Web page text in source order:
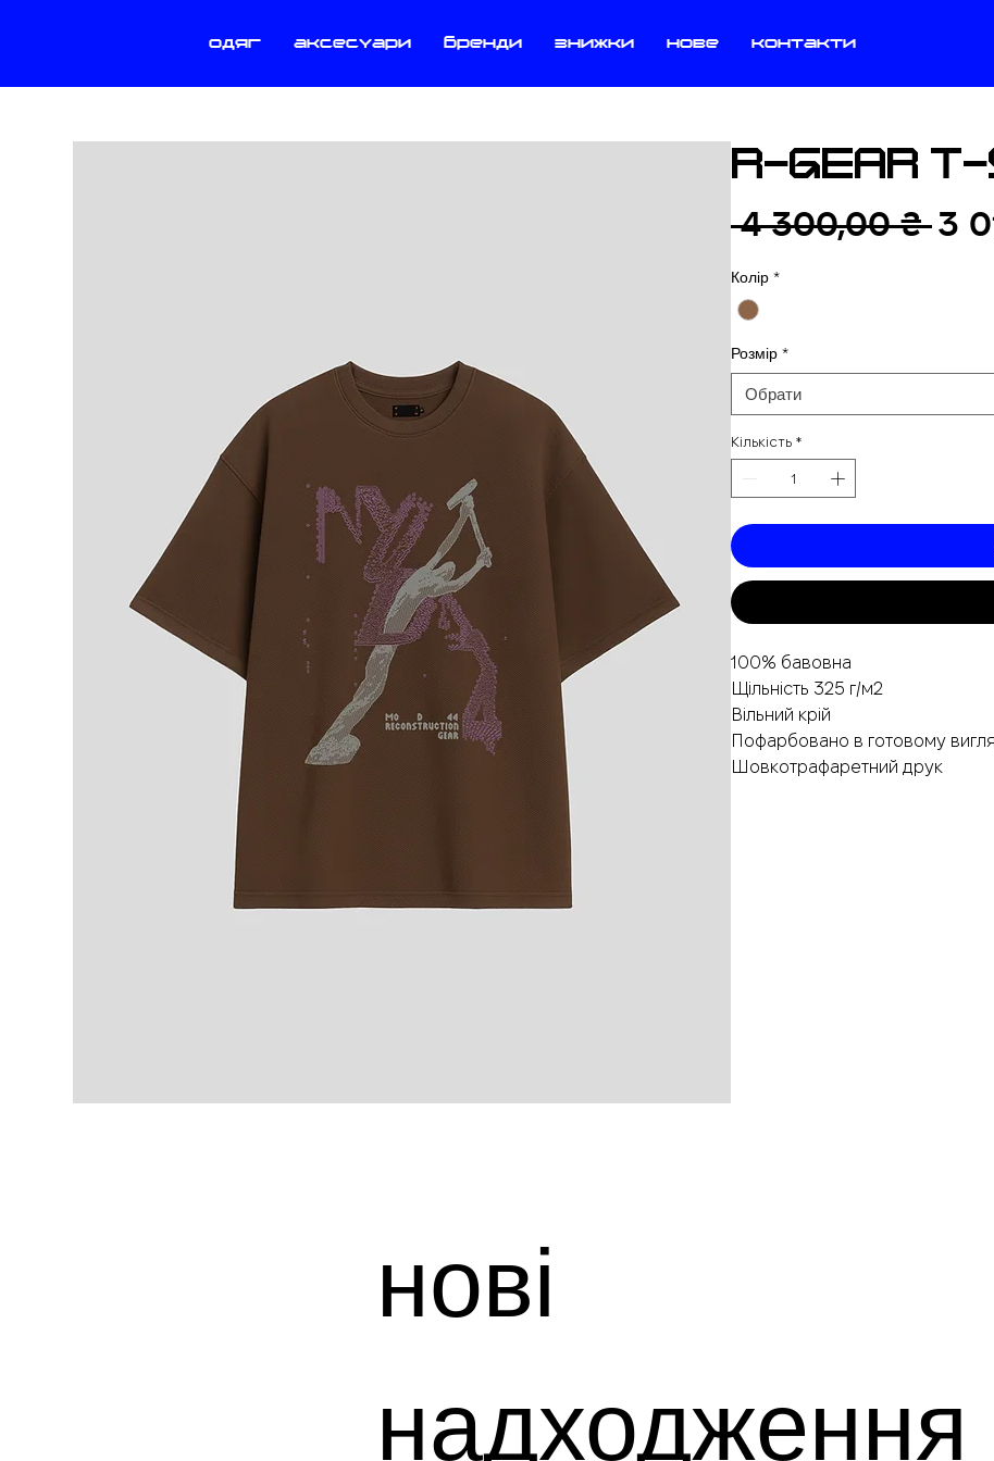
одяг аксесуари бренди знижки нове контакти
R-GEAR T-
4 300,00 ₴ 3
Колір *
Розмір *
Обрати
Кількість *
100% бавовна
Щільність 325 г/м2
Вільний крій
Пофарбовано в готовому
Шовкотрафаретний друк
нові
надходження